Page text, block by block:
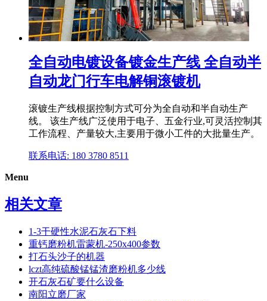
全自动电镀设备镀金生产线 全自动半
自动龙门行车电解铜滚镀机
滚镀生产线根据控制方式可分为全自动和半自动生产
线。 该生产线广泛使用于电子、五金行业,可灵活控制其
工作流程、产量较大,主要用于微小工件的大批量生产。
联系电话: 180 3780 8511
Menu
相关文章
1-3干硬性水泥石灰石下料
重钙磨粉机雷蒙机-250x400参数
打石头沙子的机器
lczt高纯硫酸锰锰渣磨粉机多少线
开石灰石矿要什么设备
南阳立磨厂家